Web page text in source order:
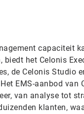
capaciteit
biedt het Celonis
de Celonis Studio
EMS-aanbod van
van analyse tot
klanten,